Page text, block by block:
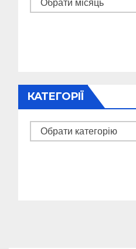
КАТЕГОРІЇ
Категорії